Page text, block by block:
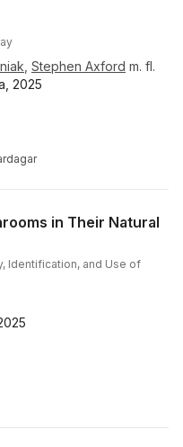
Stephen Axford m. fl.
2025
in Their Natural
Identification, and Use of